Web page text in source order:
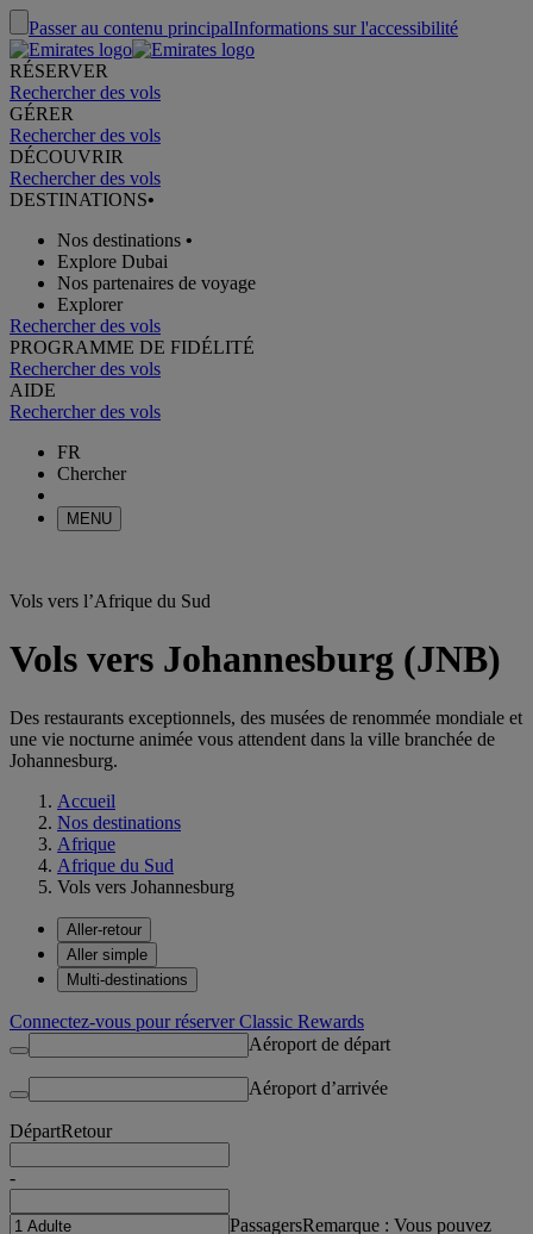
Passer au contenu principalInformations sur l'accessibilité
RÉSERVER
Rechercher des vols
GÉRER
Rechercher des vols
DÉCOUVRIR
Rechercher des vols
DESTINATIONS•
Nos destinations •
Explore Dubai
Nos partenaires de voyage
Explorer
Rechercher des vols
PROGRAMME DE FIDÉLITÉ
Rechercher des vols
AIDE
Rechercher des vols
FR
Chercher
MENU
Vols vers l’Afrique du Sud
Vols vers Johannesburg (JNB)
Des restaurants exceptionnels, des musées de renommée mondiale et
une vie nocturne animée vous attendent dans la ville branchée de
Johannesburg.
Accueil
Nos destinations
Afrique
Afrique du Sud
Vols vers Johannesburg
Aller-retour
Aller simple
Multi-destinations
Connectez-vous pour réserver Classic Rewards
Aéroport de départ
Aéroport d’arrivée
DépartRetour
-
PassagersRemarque : Vous pouvez